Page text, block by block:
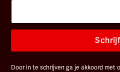
Door in te schrijven ga je akkoord met